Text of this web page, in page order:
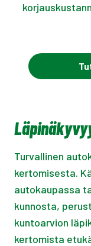
Turvallinen
kertomisesta.
autokaupassa
kunnosta,
kuntoarvion
kertomista